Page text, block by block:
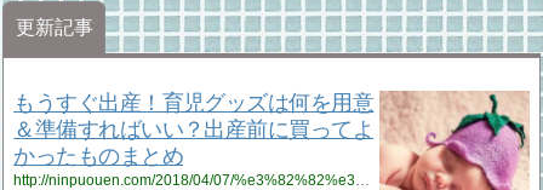
更新記事
もうすぐ出産！育児グッズは何を用意
＆準備すればいい？出産前に買ってよ
かったものまとめ